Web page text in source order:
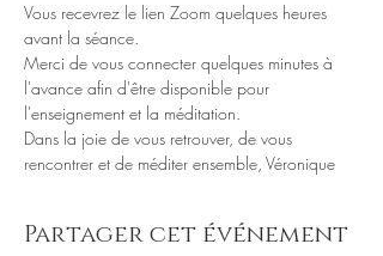
Vous recevrez le lien Zoom quelques heures
avant la séance.
Merci de vous connecter quelques minutes à
l'avance afin d'être disponible pour
l'enseignement et la méditation.
Dans la joie de vous retrouver, de vous
rencontrer et de méditer ensemble, Véronique
Partager cet événement